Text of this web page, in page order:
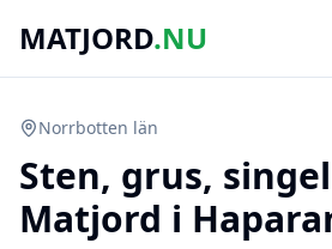
MATJORD.NU
Norrbotten län
Sten, grus,
Matjord i